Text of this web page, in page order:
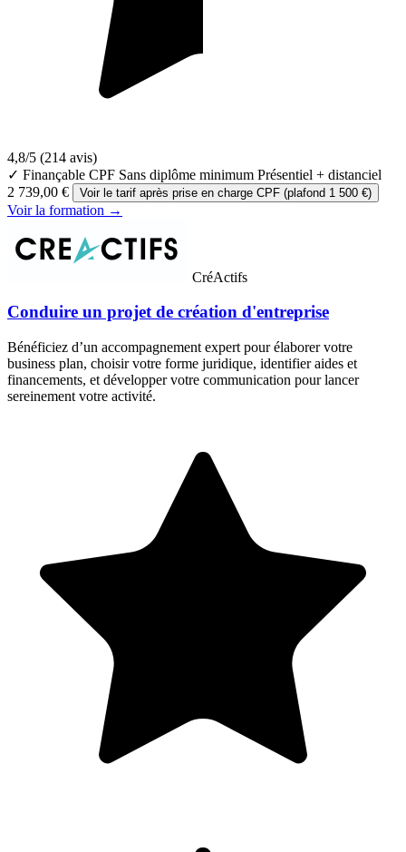
4,8/5 (214 avis)
✓ Finançable CPF Sans diplôme minimum Présentiel + distanciel
2 739,00 €
Voir le tarif après prise en charge CPF (plafond 1 500 €)
Voir la formation →
CréActifs
Conduire un projet de création d'entreprise
Bénéficiez d’un accompagnement expert pour élaborer votre
business plan, choisir votre forme juridique, identifier aides et
financements, et développer votre communication pour lancer
sereinement votre activité.